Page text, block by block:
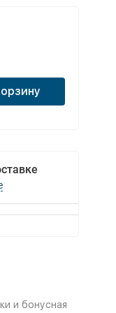
и бонусная